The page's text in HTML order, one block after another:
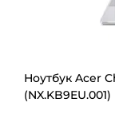
Ноутбук Acer
(NX.KB9EU.001)